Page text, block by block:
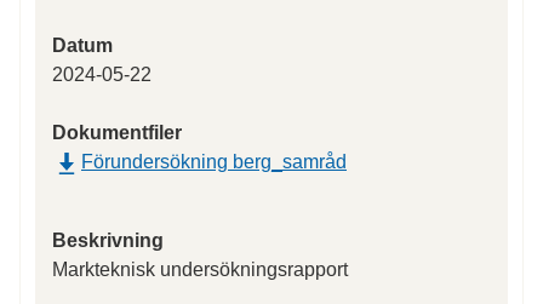
Datum
2024-05-22
Dokumentfiler
Förundersökning berg_samråd
Beskrivning
Markteknisk undersökningsrapport